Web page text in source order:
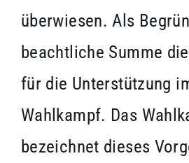
überwiesen. Als
beachtliche Summe
für die Unterstützung
Wahlkampf. Das
bezeichnet dieses